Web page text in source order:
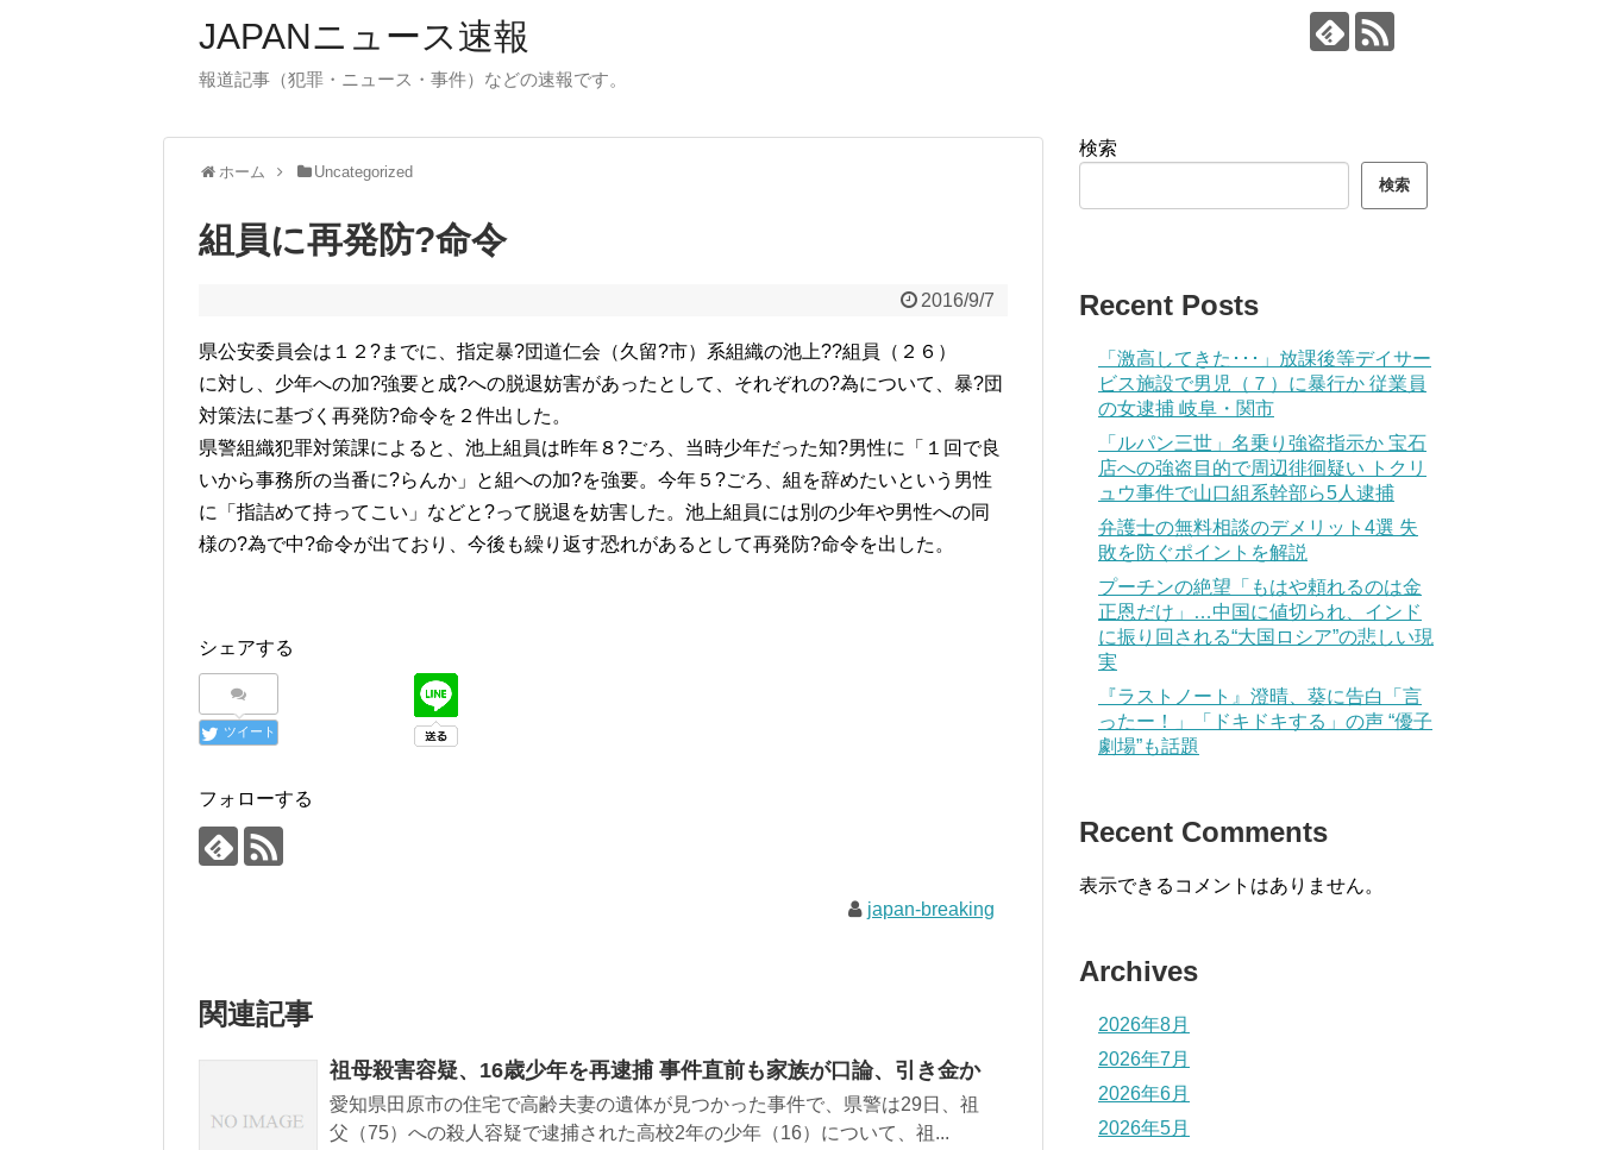
JAPANニュース速報
報道記事（犯罪・ニュース・事件）などの速報です。
ホーム Uncategorized
組員に再発防?命令
2016/9/7
県公安委員会は１２?までに、指定暴?団道仁会（久留?市）系組織の池上??組員（２６）
に対し、少年への加?強要と成?への脱退妨害があったとして、それぞれの?為について、暴?団
対策法に基づく再発防?命令を２件出した。
県警組織犯罪対策課によると、池上組員は昨年８?ごろ、当時少年だった知?男性に「１回で良
いから事務所の当番に?らんか」と組への加?を強要。今年５?ごろ、組を辞めたいという男性
に「指詰めて持ってこい」などと?って脱退を妨害した。池上組員には別の少年や男性への同
様の?為で中?命令が出ており、今後も繰り返す恐れがあるとして再発防?命令を出した。
シェアする
ツイート
フォローする
japan-breaking
関連記事
祖母殺害容疑、16歳少年を再逮捕 事件直前も家族が口論、引き金か
愛知県田原市の住宅で高齢夫妻の遺体が見つかった事件で、県警は29日、祖
父（75）への殺人容疑で逮捕された高校2年の少年（16）について、祖...
検索
検索
Recent Posts
「激高してきた･･･」放課後等デイサー
ビス施設で男児（７）に暴行か 従業員
の女逮捕 岐阜・関市
「ルパン三世」名乗り強盗指示か 宝石
店への強盗目的で周辺徘徊疑い トクリ
ュウ事件で山口組系幹部ら5人逮捕
弁護士の無料相談のデメリット4選 失
敗を防ぐポイントを解説
プーチンの絶望「もはや頼れるのは金
正恩だけ」…中国に値切られ、インド
に振り回される“大国ロシア”の悲しい現
実
『ラストノート』澄晴、葵に告白「言
ったー！」「ドキドキする」の声 “優子
劇場”も話題
Recent Comments
表示できるコメントはありません。
Archives
2026年8月
2026年7月
2026年6月
2026年5月